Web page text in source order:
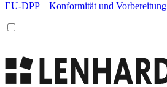
EU-DPP – Konformität und Vorbereitung